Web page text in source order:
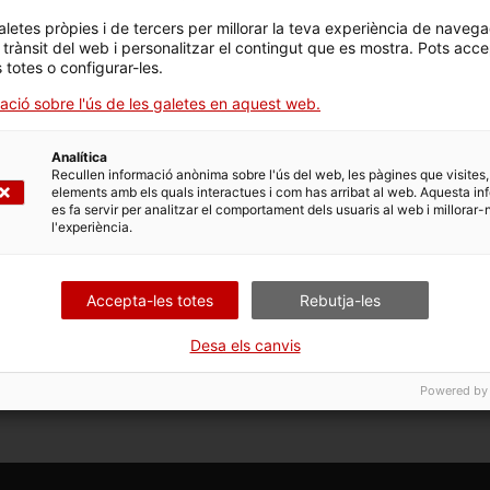
vinculades a aquest tràmit. Selecciona la que
de tramitació.
pròpies i de tercers per millorar la teva experiència de
del web i personalitzar el contingut que es mostra. Pots
totes o configurar-les.
sobre l'ús de les galetes en aquest web.
Analítica
Recullen informació anònima sobre l'ús del web, les pàgines que
elements amb els quals interactues i com has arribat al web. Aquesta
es fa servir per analitzar el comportament dels usuaris al web i millorar-
l'experiència.
Accepta-les totes Rebutja-les
Desa els canvis
Powered by